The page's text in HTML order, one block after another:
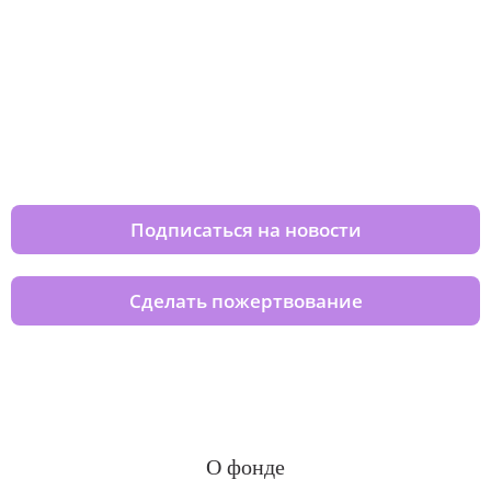
Подписаться на новости
Сделать пожертвование
О фонде